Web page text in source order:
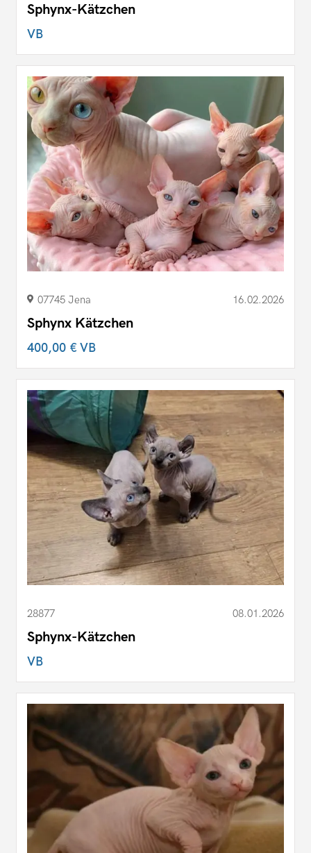
Sphynx-Kätzchen
VB
07745 Jena 16.02.2026
Sphynx Kätzchen
400,00 €VB
28877 08.01.2026
Sphynx-Kätzchen
VB